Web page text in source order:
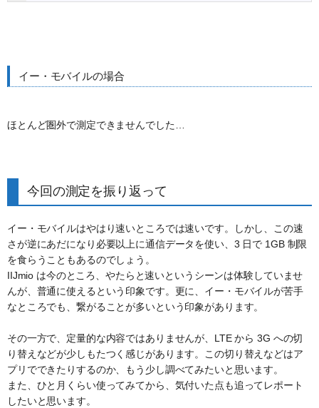
イー・モバイルの場合
ほとんど圏外で測定できませんでした…
今回の測定を振り返って
イー・モバイルはやはり速いところでは速いです。しかし、この速
さが逆にあだになり必要以上に通信データを使い、3 日で 1GB 制限
を食らうこともあるのでしょう。
IIJmio は今のところ、やたらと速いというシーンは体験していませ
んが、普通に使えるという印象です。更に、イー・モバイルが苦手
なところでも、繋がることが多いという印象があります。
その一方で、定量的な内容ではありませんが、LTE から 3G への切
り替えなどが少しもたつく感じがあります。この切り替えなどはア
プリでできたりするのか、もう少し調べてみたいと思います。
また、ひと月くらい使ってみてから、気付いた点も追ってレポート
したいと思います。